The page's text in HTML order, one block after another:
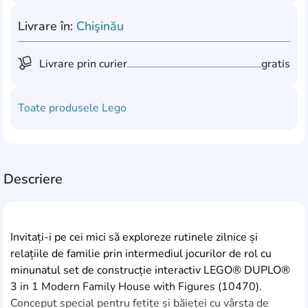
Livrare în: Chişinău
Livrare prin curier gratis
Toate produsele Lego
Descriere
Invitați-i pe cei mici să exploreze rutinele zilnice și
relațiile de familie prin intermediul jocurilor de rol cu
minunatul set de construcție interactiv LEGO® DUPLO®
3 in 1 Modern Family House with Figures (10470).
Conceput special pentru fetițe și băieței cu vârsta de